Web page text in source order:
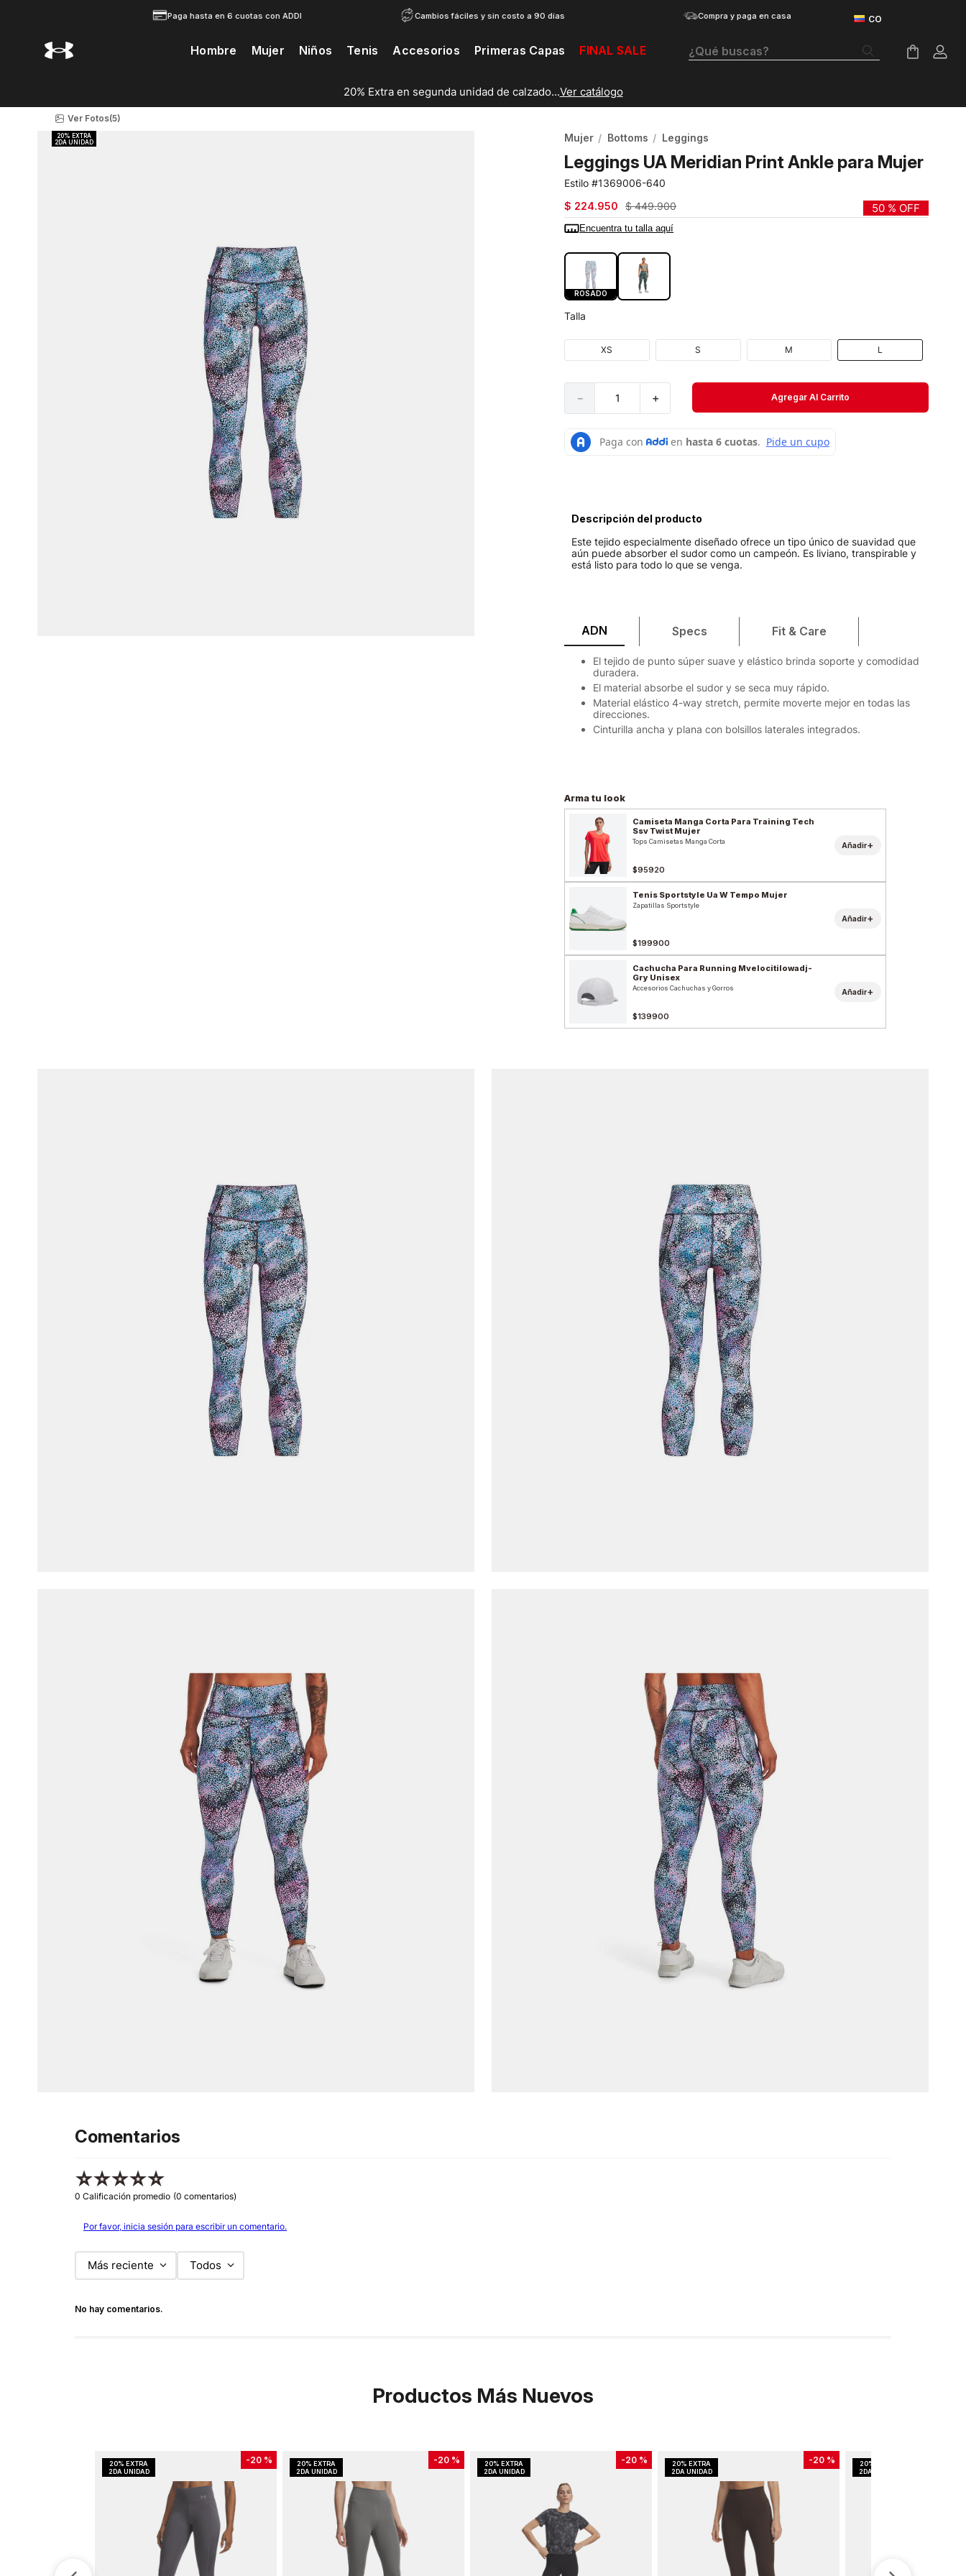
Paga hasta en 6 cuotas con ADDI Cambios fáciles y sin costo a 90 días Compra y paga en casa
Hombre Mujer Niños Tenis Accesorios Primeras Capas FINAL SALE ¿Qué buscas?
20% Extra en segunda unidad de calzado...Ver catálogo
Ver Fotos(5)
Mujer Bottoms Leggings
Leggings UA Meridian Print Ankle para Mujer
1369006-640
$ 224.950 $ 449.900 50 % OFF
Encuentra tu talla aquí
ROSADO
Talla
XS S M L
＋
－ Agregar Al Carrito
Descripción del producto
Este tejido especialmente diseñado ofrece un tipo único de suavidad que
aún puede absorber el sudor como un campeón. Es liviano, transpirable y
está listo para todo lo que se venga.
ADN Specs Fit & Care
El tejido de punto súper suave y elástico brinda soporte y comodidad
duradera.
El material absorbe el sudor y se seca muy rápido.
Material elástico 4-way stretch, permite moverte mejor en todas las
direcciones.
Cinturilla ancha y plana con bolsillos laterales integrados.
Arma tu look
Camiseta Manga Corta Para Training Tech
Ssv Twist Mujer
Tops Camisetas Manga Corta
$95920
Añadir+
Tenis Sportstyle Ua W Tempo Mujer
Zapatillas Sportstyle
$199900
Añadir+
Cachucha Para Running Mvelocitilowadj-
Gry Unisex
Accesorios Cachuchas y Gorros
$139900
Añadir+
Comentarios
☆☆☆☆☆
0 Calificación promedio (0 comentarios)
Por favor, inicia sesión para escribir un comentario.
Más reciente Todos
No hay comentarios.
Productos Más Nuevos
-20 % -20 % -20 % -20 %
Botas
Tenis Mujer
Medias
Short